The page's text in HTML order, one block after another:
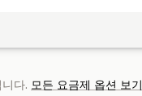
다. 모든 요금제 옵션 보기